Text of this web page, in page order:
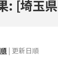
: [埼玉
| 更新日順